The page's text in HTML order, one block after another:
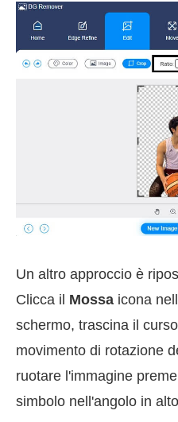
Un altro approccio è
Clicca il Mossa icona
schermo, trascina il
movimento di rotazione
ruotare l'immagine
simbolo nell'angolo in